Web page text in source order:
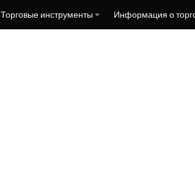
Торговые инструменты Информация о